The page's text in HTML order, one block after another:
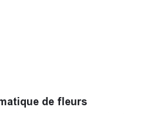
de fleurs